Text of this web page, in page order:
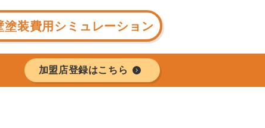
塗装費用シミュレーション
加盟店登録はこちら